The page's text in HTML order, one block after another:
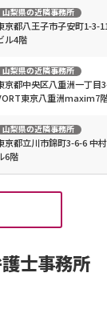
山梨県の近隣事務所
京都八王子市子安町1-3-
ル4階
山梨県の近隣事務所
京都中央区八重洲一丁目
東京八重洲maxim7
山梨県の近隣事務所
京都立川市錦町3-6-6 中
6階
士事務所